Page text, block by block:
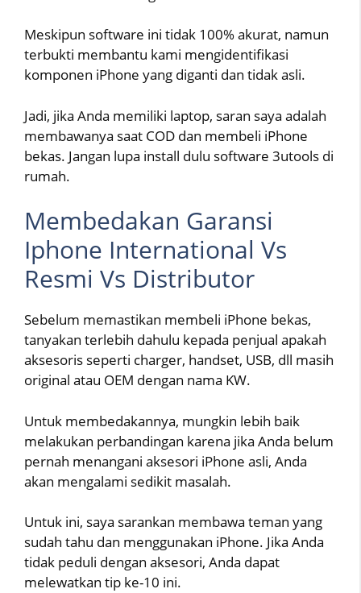
Meskipun software ini tidak 100% akurat, namun
terbukti membantu kami mengidentifikasi
komponen iPhone yang diganti dan tidak asli.
Jadi, jika Anda memiliki laptop, saran saya adalah
membawanya saat COD dan membeli iPhone
bekas. Jangan lupa install dulu software 3utools di
rumah.
Membedakan Garansi
Iphone International Vs
Resmi Vs Distributor
Sebelum memastikan membeli iPhone bekas,
tanyakan terlebih dahulu kepada penjual apakah
aksesoris seperti charger, handset, USB, dll masih
original atau OEM dengan nama KW.
Untuk membedakannya, mungkin lebih baik
melakukan perbandingan karena jika Anda belum
pernah menangani aksesori iPhone asli, Anda
akan mengalami sedikit masalah.
Untuk ini, saya sarankan membawa teman yang
sudah tahu dan menggunakan iPhone. Jika Anda
tidak peduli dengan aksesori, Anda dapat
melewatkan tip ke-10 ini.